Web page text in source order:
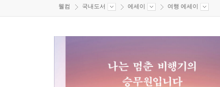
웰컴 국내도서 에세이 여행 에세이